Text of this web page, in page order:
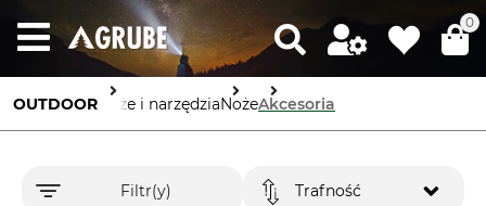
0
OUTDOOR Noże i narzędziaNożeAkcesoria
Filtr(y) Trafność